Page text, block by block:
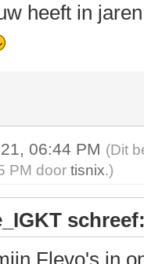
heeft in
06:44 PM (Dit
PM doortisnix.)
Flevo's in